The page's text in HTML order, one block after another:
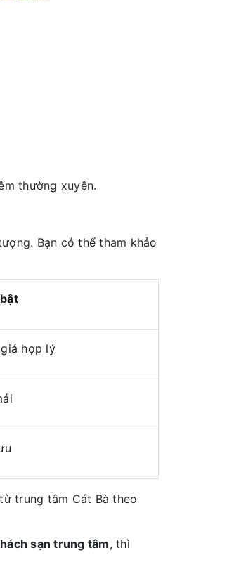
thường xuyên.
Bạn có thể tham khảo
hợp lý
trung tâm Cát Bà theo
sạn trung tâm, thì